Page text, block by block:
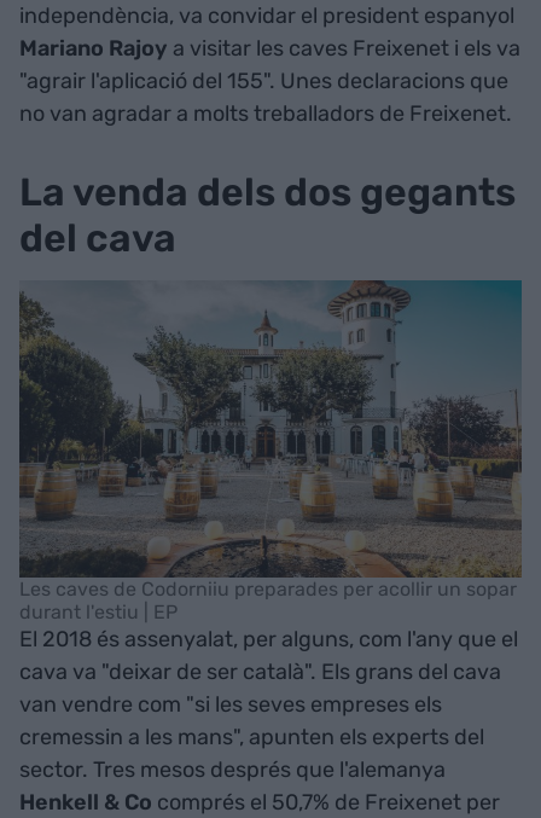
independència, va convidar el president espanyol
Mariano Rajoy a visitar les caves Freixenet i els va
"agrair l'aplicació del 155". Unes declaracions que
no van agradar a molts treballadors de Freixenet.
La venda dels dos gegants
del cava
Les caves de Codorniiu preparades per acollir un sopar
durant l'estiu | EP
El 2018 és assenyalat, per alguns, com l'any que el
cava va "deixar de ser català". Els grans del cava
van vendre com "si les seves empreses els
cremessin a les mans", apunten els experts del
sector. Tres mesos després que l'alemanya
Henkell & Co comprés el 50,7% de Freixenet per